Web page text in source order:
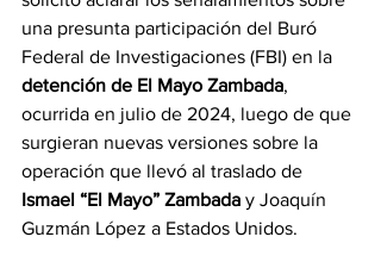
una presunta participación del Buró
Federal de Investigaciones (FBI) en la
detención de El Mayo Zambada,
ocurrida en julio de 2024, luego de que
surgieran nuevas versiones sobre la
operación que llevó al traslado de
Ismael “El Mayo” Zambada y Joaquín
Guzmán López a Estados Unidos.